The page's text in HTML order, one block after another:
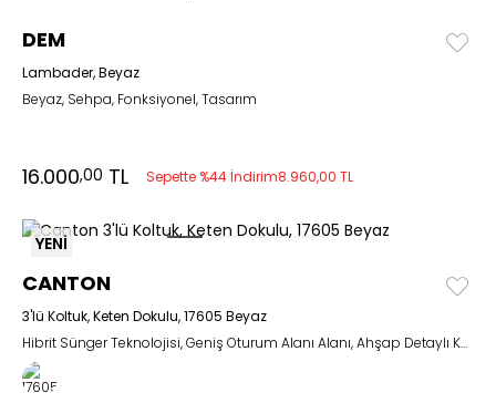
DEM
Lambader, Beyaz
Beyaz, Sehpa, Fonksiyonel, Tasarım
16.000,00 TL Sepette %44 İndirim8.960,00 TL
YENİ
CANTON
3'lü Koltuk, Keten Dokulu, 17605 Beyaz
Hibrit Sünger Teknolojisi, Geniş Oturum Alanı Alanı, Ahşap Detaylı Kol Tasarımı